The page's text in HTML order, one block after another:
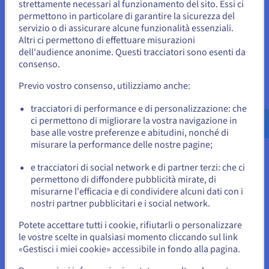
Oltre agli aspetti tecnici e ai vantaggi della rete, è necessario
chiarire alcuni aspetti pratici per comprendere meglio come
l'IPv6 si integra nel proprio ambiente digitale quotidiano.
L’IPv6 è attivo di default sulla maggior
parte dei sistemi
La maggior parte dei sistemi operativi più recenti
(Windows, macOS, Linux, Android, iOS) supporta l'IPv6
senza configurazioni specifiche. In genere è possibile
verificare la presenza di un indirizzo IPv6 o eseguire
comandi come ipconfig, ifconfig o ip a.
IPv6 ha la precedenza quando è disponibile
Negli ambienti in cui IPv4 e IPv6 coesistono (modalità
Sembra che la tua localizzazione sia
Stati Uniti
Per effettuare un ordine da Stati Uniti, è necessario accedere al
sito web del Paese e creare un account.
Vai al sito Stati Uniti
us.ovhcloud.com/
Inglese USD - $
o
Resta sul sito web attuale
Seleziona un altro sito web
strettamente necessari al funzionamento del sito. Essi ci
permettono in particolare di garantire la sicurezza del
servizio o di assicurare alcune funzionalità essenziali.
Altri ci permettono di effettuare misurazioni
dell'audience anonime. Questi tracciatori sono esenti da
consenso.
Previo vostro consenso, utilizziamo anche:
tracciatori di performance e di personalizzazione: che
ci permettono di migliorare la vostra navigazione in
base alle vostre preferenze e abitudini, nonché di
misurare la performance delle nostre pagine;
e tracciatori di social network e di partner terzi: che ci
permettono di diffondere pubblicità mirate, di
misurarne l'efficacia e di condividere alcuni dati con i
nostri partner pubblicitari e i social network.
Potete accettare tutti i cookie, rifiutarli o personalizzare
le vostre scelte in qualsiasi momento cliccando sul link
«Gestisci i miei cookie» accessibile in fondo alla pagina.